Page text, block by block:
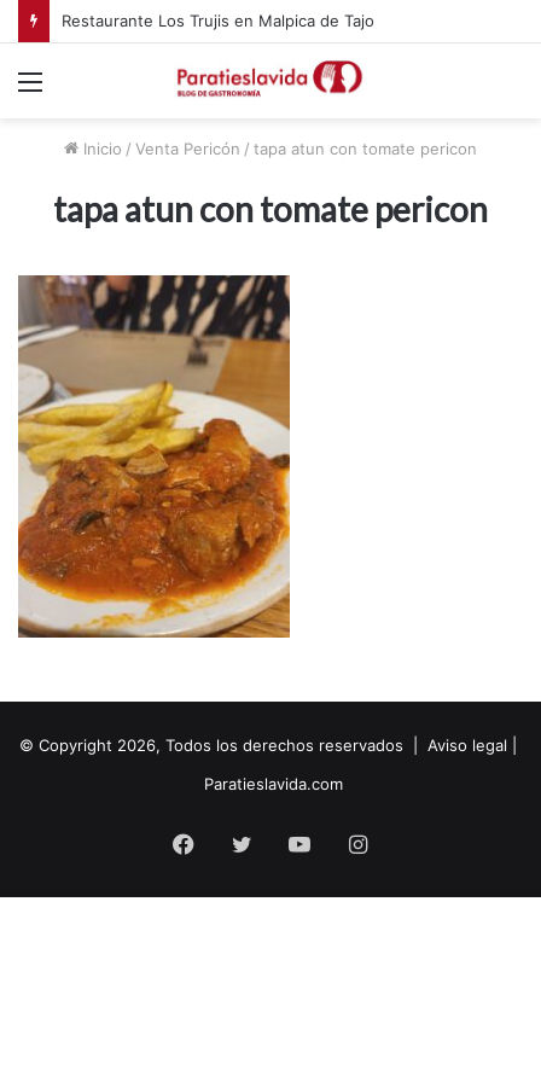
Restaurante Los Trujis en Malpica de Tajo
Inicio / Venta Pericón / tapa atun con tomate pericon
tapa atun con tomate pericon
© Copyright 2026, Todos los derechos reservados | Aviso legal
Paratieslavida.com
Facebook
Twitter YouTubeInstagram